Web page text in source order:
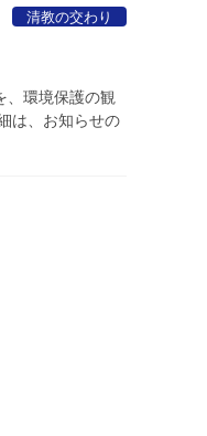
清教の交わり
、環境保護の観
は、お知らせの